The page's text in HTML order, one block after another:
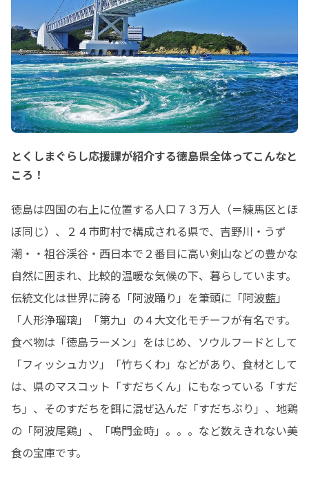
とくしまぐらし応援課が紹介する徳島県全体ってこんなと
ころ！
徳島は四国の右上に位置する人口７３万人（＝練馬区とほ
ぼ同じ）、２４市町村で構成される県で、吉野川・うず
潮・・祖谷渓谷・西日本で２番目に高い剣山などの豊かな
自然に囲まれ、比較的温暖な気候の下、暮らしています。
伝統文化は世界に誇る「阿波踊り」を筆頭に「阿波藍」
「人形浄瑠璃」「第九」の４大文化モチーフが有名です。
食べ物は「徳島ラーメン」をはじめ、ソウルフードとして
「フィッシュカツ」「竹ちくわ」などがあり、食材として
は、県のマスコット「すだちくん」にもなっている「すだ
ち」、そのすだちを餌に混ぜ込んだ「すだちぶり」、地鶏
の「阿波尾鶏」、「鳴門金時」。。。など数えきれない美
食の宝庫です。